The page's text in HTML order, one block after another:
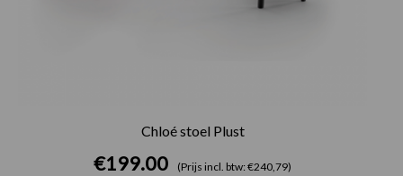
Chloé stoel Plust
€199.00 (Prijs incl. btw: €240,79)